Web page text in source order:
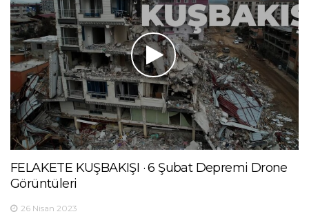
FELAKETE KUŞBAKIŞI · 6 Şubat Depremi Drone
Görüntüleri
26 Nisan 2023